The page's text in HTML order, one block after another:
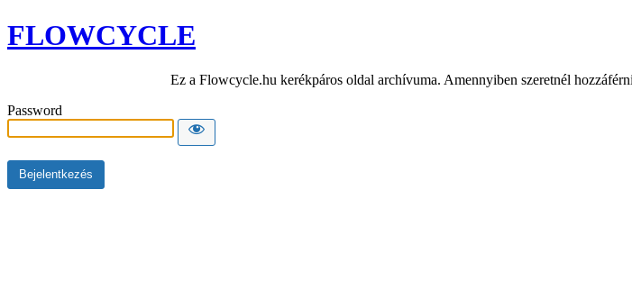
FLOWCYCLE
Ez a Flowcycle.hu kerékpáros oldal archívuma. Amennyiben szeretnél
Password